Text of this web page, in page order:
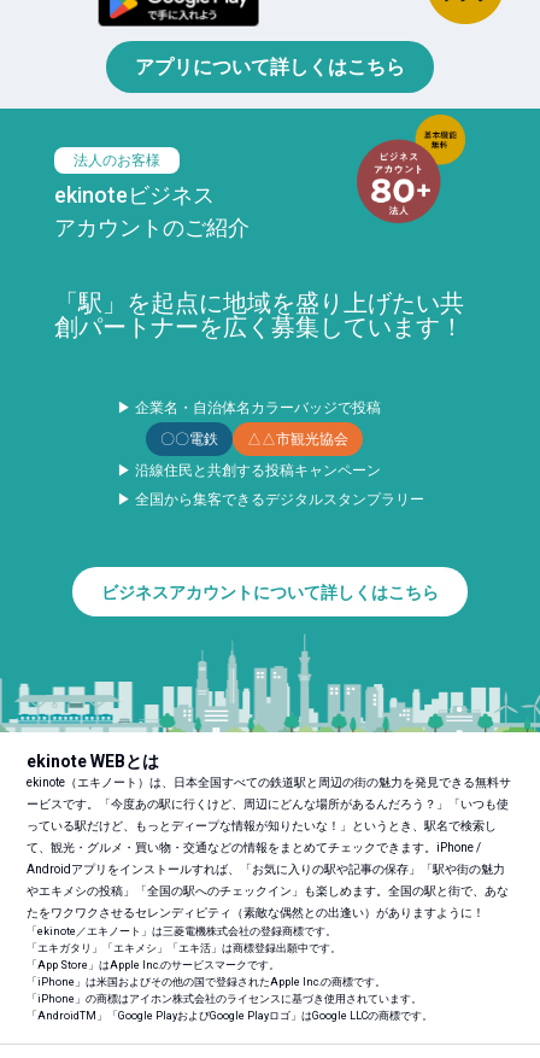
アプリについて詳しくはこちら
法人のお客様
ekinoteビジネス
アカウントのご紹介
「駅」を起点に地域を盛り上げたい共
創パートナーを広く募集しています！
▶ 企業名・自治体名カラーバッジで投稿
〇〇電鉄
△△市観光協会
▶ 沿線住民と共創する投稿キャンペーン
▶ 全国から集客できるデジタルスタンプラリー
ビジネスアカウントについて詳しくはこちら
ekinote WEBとは
ekinote（エキノート）は、日本全国すべての鉄道駅と周辺の街の魅力を発見できる無料サ
ービスです。「今度あの駅に行くけど、周辺にどんな場所があるんだろう？」「いつも使
っている駅だけど、もっとディープな情報が知りたいな！」というとき、駅名で検索し
て、観光・グルメ・買い物・交通などの情報をまとめてチェックできます。iPhone /
Androidアプリをインストールすれば、「お気に入りの駅や記事の保存」「駅や街の魅力
やエキメシの投稿」「全国の駅へのチェックイン」も楽しめます。全国の駅と街で、あな
たをワクワクさせるセレンディピティ（素敵な偶然との出逢い）がありますように！
「ekinote／エキノート」は三菱電機株式会社の登録商標です。
「エキガタリ」「エキメシ」「エキ活」は商標登録出願中です。
「App Store」はApple Inc.のサービスマークです。
「iPhone」は米国およびその他の国で登録されたApple Inc.の商標です。
「iPhone」の商標はアイホン株式会社のライセンスに基づき使用されています。
「AndroidTM 」「Google PlayおよびGoogle Playロゴ」はGoogle LLCの商標です。